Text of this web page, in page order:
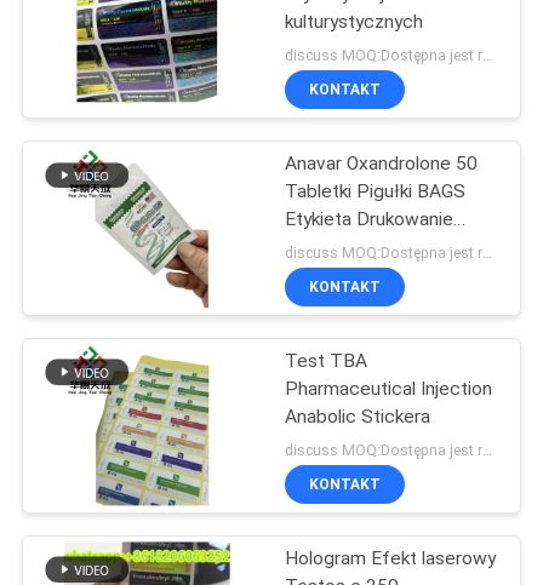
PRIVACY
POLICY
10ml fiolka pola
45
Bezpieczeństwo
Hologram naklejki
kulturystycznych
discuss MOQ:Dostępna jest również mała ilość
KONTAKT
Anavar Oxandrolone 50
Tabletki Pigułki BAGS
Etykieta Drukowanie
hologramów
wodoodporne
Stosowanie
KONTAKT
Test TBA
Pharmaceutical Injection
Anabolic Stickera
KONTAKT
Hologram Efekt laserowy